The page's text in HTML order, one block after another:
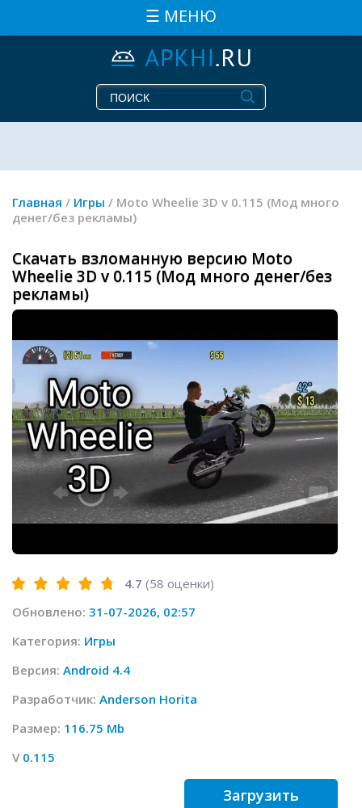
☰ МЕНЮ
Главная / Игры / Moto Wheelie 3D v 0.115 (Мод много
денег/без рекламы)
Скачать взломанную версию Moto
Wheelie 3D v 0.115 (Мод много денег/без
рекламы)
4.7 (58 оценки)
Обновлено: 31-07-2026, 02:57
Категория: Игры
Версия: Android 4.4
Разработчик: Anderson Horita
Размер: 116.75 Mb
V 0.115
Загрузить